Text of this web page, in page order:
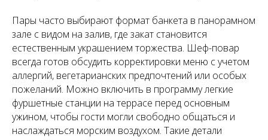
Пары часто выбирают формат банкета в панорамном
зале с видом на залив, где закат становится
естественным украшением торжества. Шеф-повар
всегда готов обсудить корректировки меню с учетом
аллергий, вегетарианских предпочтений или особых
пожеланий. Можно включить в программу легкие
фуршетные станции на террасе перед основным
ужином, чтобы гости могли свободно общаться и
наслаждаться морским воздухом. Такие детали